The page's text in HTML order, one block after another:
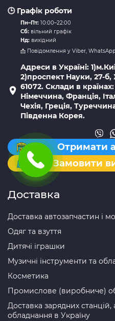
🕒 Графік роботи
Пн–Пт: 10:00–22:00
Сб: вільний графік
Нд: вихідний
📩 Повідомлення у Viber,
Адреси в Україні:
2)проспект Науки, 27-б,
61072. Склади в
Німеччина, Франція,
Чехія, Греція,
Південна Корея.
Отримати
Замовити
Доставка
Доставка автозапчастин і
Одяг та взуття
Дитячі іграшки
Музичні інструменти та
Косметика
Промислове (виробниче)
Доставка зарядних станцій,
обладнання в Україну